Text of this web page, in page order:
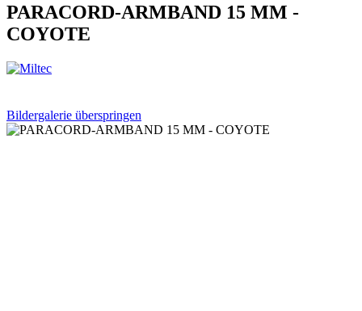
PARACORD-ARMBAND 15 MM -
COYOTE
Bildergalerie überspringen